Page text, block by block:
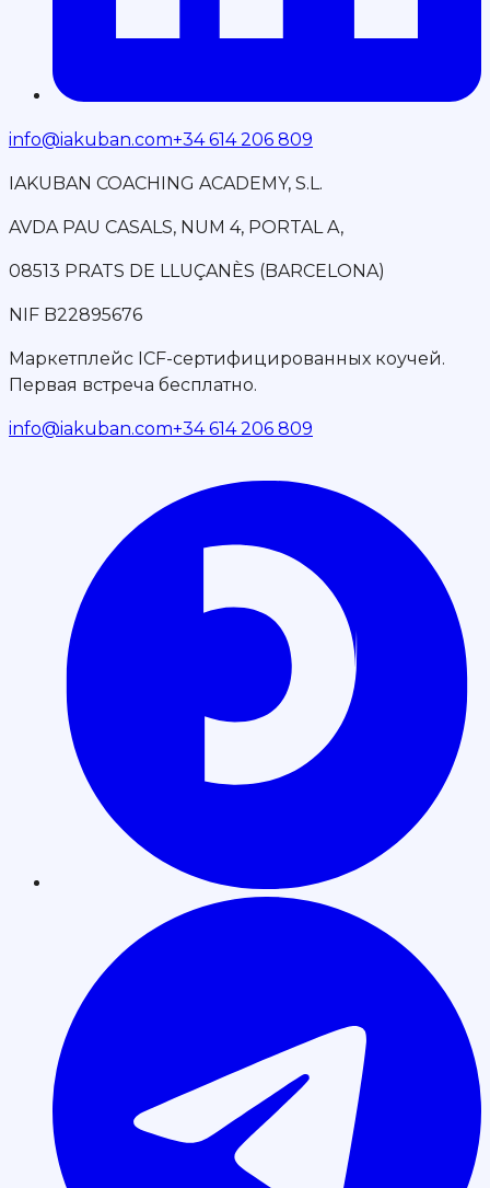
info@iakuban.com+34 614 206 809
IAKUBAN COACHING ACADEMY, S.L.
AVDA PAU CASALS, NUM 4, PORTAL A,
08513 PRATS DE LLUÇANÈS (BARCELONA)
NIF B22895676
Маркетплейс ICF-сертифицированных коучей.
Первая встреча бесплатно.
info@iakuban.com+34 614 206 809